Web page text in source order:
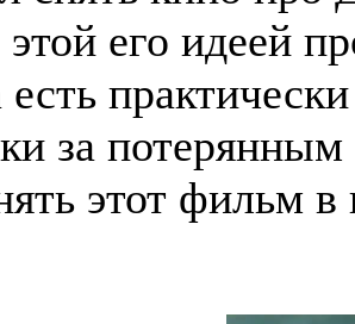
его идеей
есть
за
этот фильм в